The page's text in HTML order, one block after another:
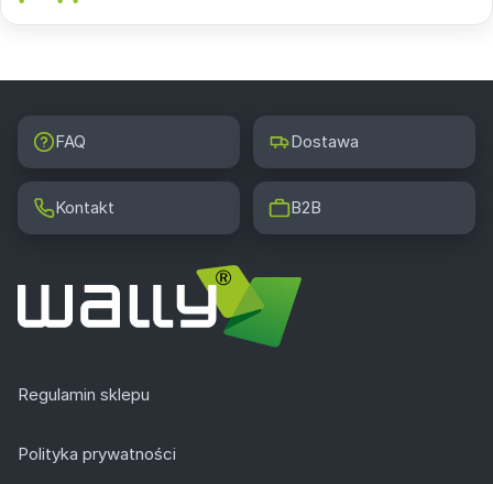
FAQ Dostawa
Kontakt B2B
Regulamin sklepu
Polityka prywatności